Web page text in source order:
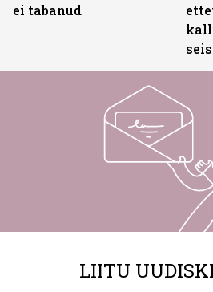
ei tabanud
LIITU